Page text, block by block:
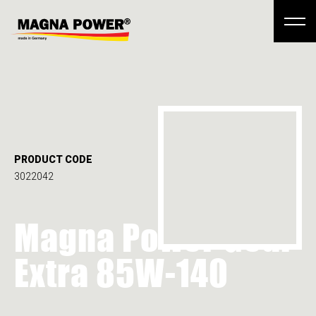
PRODUCT CODE
3022042
Magna Power Gear
Extra 85W-140